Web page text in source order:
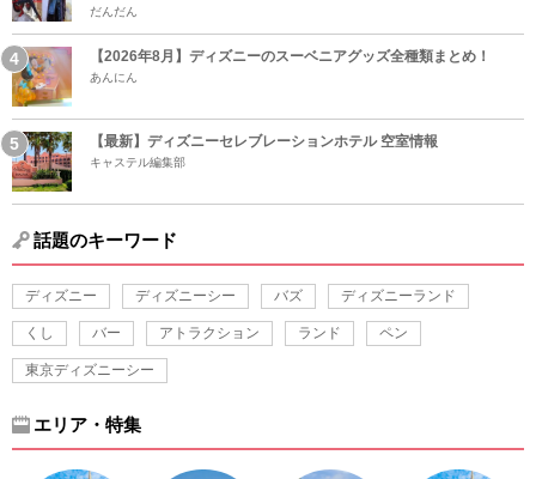
だんだん
【2026年8月】ディズニーのスーベニアグッズ全種類まとめ！
あんにん
【最新】ディズニーセレブレーションホテル 空室情報
キャステル編集部
話題のキーワード
ディズニー ディズニーシー バズ ディズニーランド
くし バー アトラクション ランド ペン
東京ディズニーシー
エリア・特集